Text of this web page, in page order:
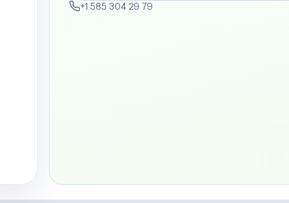
+1 585 304 29 79